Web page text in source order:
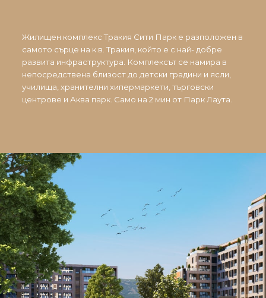
Жилищен комплекс Тракия Сити Парк е разположен в
самото сърце на к.в. Тракия, който е с най- добре
развита инфраструктура. Комплексът се намира в
непосредствена близост до детски градини и ясли,
училища, хранителни хипермаркети, търговски
центрове и Аква парк. Само на 2 мин от Парк Лаута.